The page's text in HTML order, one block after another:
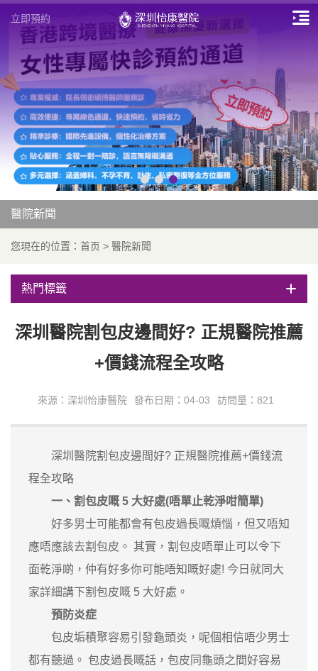
立即預約
醫院新聞
您現在的位置： 首页 > 醫院新聞
熱門標籤
深圳醫院割包皮邊間好? 正規醫院推薦
+價錢流程全攻略
來源：深圳怡康醫院 發布日期：04-03 訪問量：821
深圳醫院割包皮邊間好? 正規醫院推薦+價錢流
程全攻略
一、割包皮嘅 5 大好處(唔單止乾淨咁簡單)
好多男士可能都會有包皮過長嘅煩惱，但又唔知
應唔應該去割包皮。 其實，割包皮唔單止可以令下
面乾淨啲，仲有好多你可能唔知嘅好處! 今日就同大
家詳細講下割包皮嘅 5 大好處。
預防炎症
包皮垢積聚容易引發龜頭炎，呢個相信唔少男士
都有聽過。 包皮過長嘅話，包皮同龜頭之間好容易